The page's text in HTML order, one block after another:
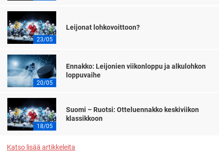
23/05
Leijonat lohkovoittoon?
20/05
Ennakko: Leijonien viikonloppu ja alkulohkon
loppuvaihe
18/05
Suomi – Ruotsi: Otteluennakko keskiviikon
klassikkoon
Katso lisää artikkeleita